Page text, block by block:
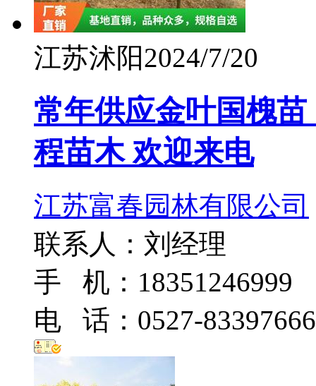
江苏沭阳2024/7/20
常年供应金叶国槐
程苗木 欢迎来电
江苏富春园林有限公司
联系人：刘经理
手 机：18351246999
电 话：0527-83397666